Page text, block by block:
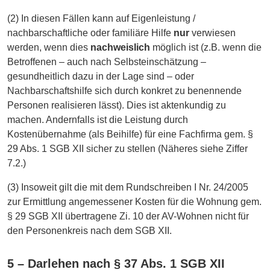
(2) In diesen Fällen kann auf Eigenleistung /
nachbarschaftliche oder familiäre Hilfe nur verwiesen
werden, wenn dies nachweislich möglich ist (z.B. wenn die
Betroffenen – auch nach Selbsteinschätzung –
gesundheitlich dazu in der Lage sind – oder
Nachbarschaftshilfe sich durch konkret zu benennende
Personen realisieren lässt). Dies ist aktenkundig zu
machen. Andernfalls ist die Leistung durch
Kostenübernahme (als Beihilfe) für eine Fachfirma gem. §
29 Abs. 1 SGB XII sicher zu stellen (Näheres siehe Ziffer
7.2.)
(3) Insoweit gilt die mit dem Rundschreiben I Nr. 24/2005
zur Ermittlung angemessener Kosten für die Wohnung gem.
§ 29 SGB XII übertragene Zi. 10 der AV-Wohnen nicht für
den Personenkreis nach dem SGB XII.
5 – Darlehen nach § 37 Abs. 1 SGB XII